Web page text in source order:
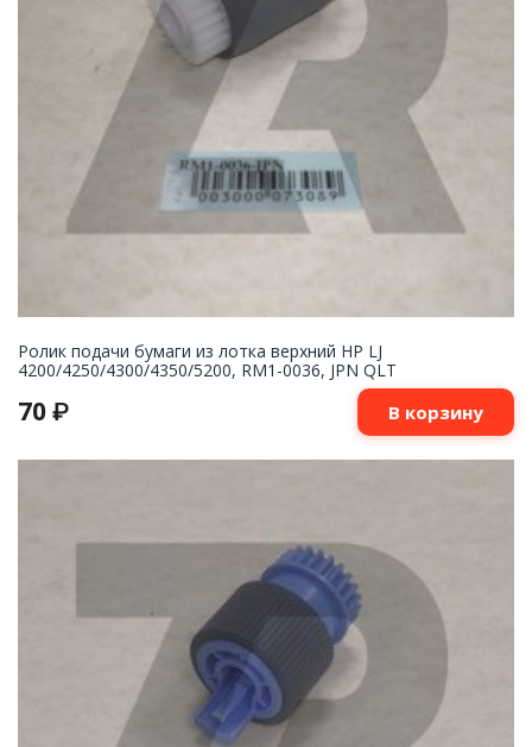
Ролик подачи бумаги из лотка верхний HP LJ
4200/4250/4300/4350/5200, RM1-0036, JPN QLT
70 ₽ В корзину